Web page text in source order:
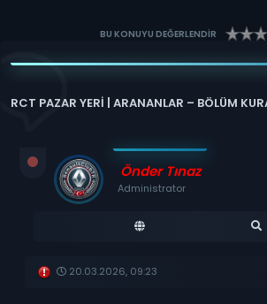
BU KONUYU DEĞERLENDİR
RCT PAZAR YERİ | ARANANLAR – BÖLÜM
Önder Tınaz
Administrator
20.03.2026, 09:23